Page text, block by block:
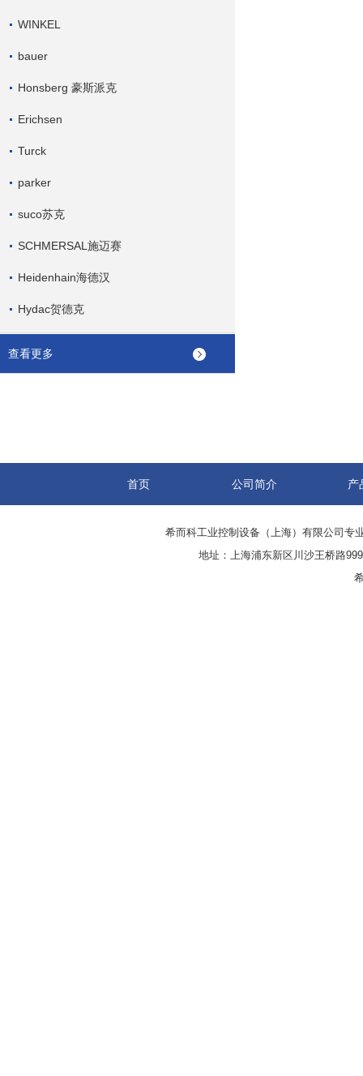
WINKEL
bauer
Honsberg 豪斯派克
Erichsen
Turck
parker
suco苏克
SCHMERSAL施迈赛
Heidenhain海德汉
Hydac贺德克
查看更多
首页 公司简介 产
希而科工业控制设备（上海）有限公司专
地址：上海浦东新区川沙王桥路